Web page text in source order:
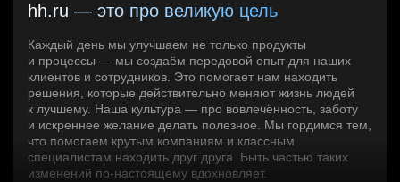
hh.ru — это про великую цель
Каждый день мы улучшаем не только продукты
и процессы — мы создаём передовой опыт для наших
клиентов и сотрудников. Это помогает нам находить
решения, которые действительно меняют жизнь людей
к лучшему. Наша культура — про вовлечённость, заботу
и искреннее желание делать полезное. Мы гордимся тем,
что помогаем крутым компаниям и классным
специалистам находить друг друга. Быть частью таких
изменений по‑настоящему вдохновляет.